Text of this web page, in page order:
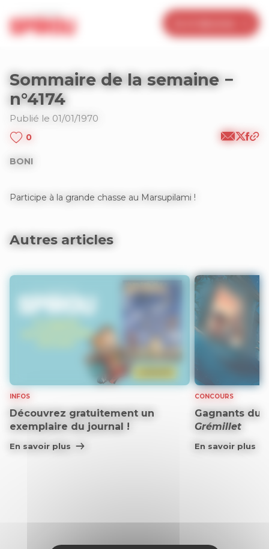
Sommaire de la semaine −
n°4174
Publié le 01/01/1970
0
BONI
Participe à la grande chasse au Marsupilami !
Autres articles
INFOS
Découvrez gratuitement un
exemplaire du journal !
En savoir plus
CONCOURS
Gagnants du
Grémillet
En savoir plus